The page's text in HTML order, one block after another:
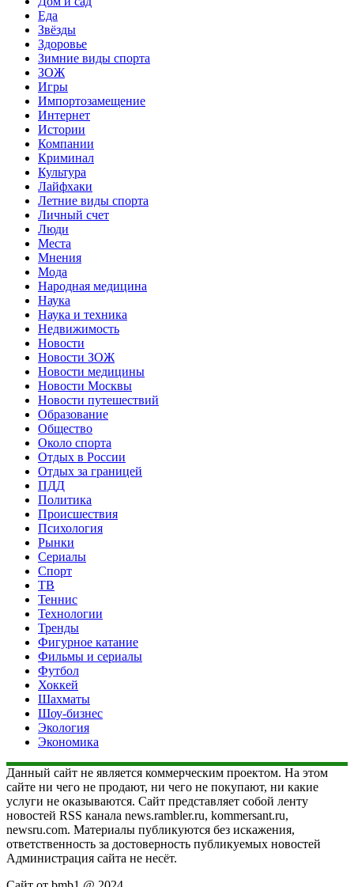
Еда
Звёзды
Здоровье
Зимние виды спорта
ЗОЖ
Игры
Импортозамещение
Интернет
Истории
Компании
Криминал
Культура
Лайфхаки
Летние виды спорта
Личный счет
Люди
Места
Мнения
Мода
Народная медицина
Наука
Наука и техника
Недвижимость
Новости
Новости ЗОЖ
Новости медицины
Новости Москвы
Новости путешествий
Образование
Общество
Около спорта
Отдых в России
Отдых за границей
ПДД
Политика
Происшествия
Психология
Рынки
Сериалы
Спорт
ТВ
Теннис
Технологии
Тренды
Фигурное катание
Фильмы и сериалы
Футбол
Хоккей
Шахматы
Шоу-бизнес
Экология
Экономика
Данный сайт не является коммерческим проектом. На этом
сайте ни чего не продают, ни чего не покупают, ни какие
услуги не оказываются. Сайт представляет собой ленту
новостей RSS канала news.rambler.ru, kommersant.ru,
newsru.com. Материалы публикуются без искажения,
ответственность за достоверность публикуемых новостей
Администрация сайта не несёт.